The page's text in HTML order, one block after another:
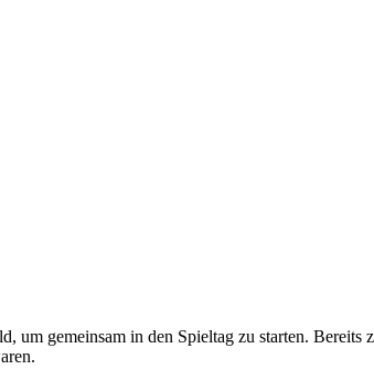
um gemeinsam in den Spieltag zu starten.